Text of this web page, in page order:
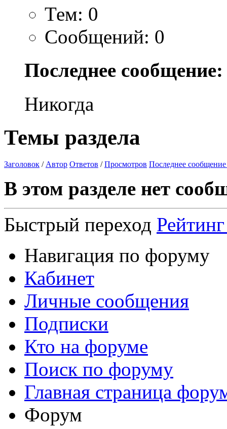
Тем: 0
Сообщений: 0
Последнее сообщение:
Никогда
Темы раздела
Заголовок / Автор Ответов /Просмотров Последнее сообщение
В этом разделе нет
Быстрый переход
Навигация по форуму
Кабинет
Личные сообщения
Подписки
Кто на форуме
Поиск по форуму
Главная страница
Форум